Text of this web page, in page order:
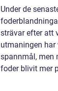
Under de
strävar efter att
utmaningen
spannmål, men
foder blivit mer